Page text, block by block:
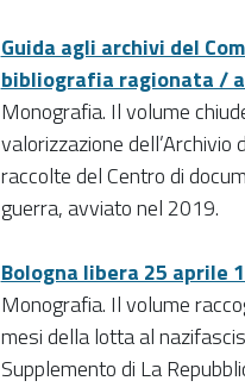
Guida agli archivi del
bibliografia ragionata /
Monografia. Il volume
valorizzazione
raccolte del Centro di
guerra, avviato nel 2019.
Bologna libera 25 aprile
Monografia. Il volume
mesi della lotta al
Supplemento di La